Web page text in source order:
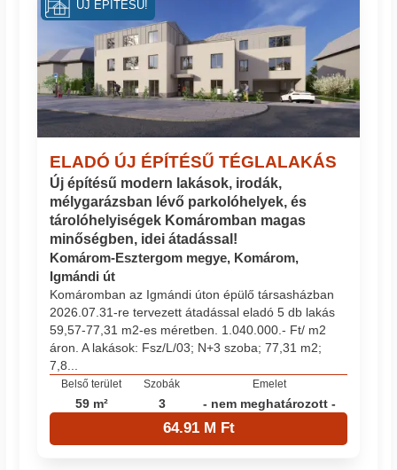
ELADÓ ÚJ ÉPÍTÉSŰ TÉGLALAKÁS
Új építésű modern lakások, irodák,
mélygarázsban lévő parkolóhelyek, és
tárolóhelyiségek Komáromban magas
minőségben, idei átadással!
Komárom-Esztergom megye, Komárom,
Igmándi út
Komáromban az Igmándi úton épülő társasházban
2026.07.31-re tervezett átadással eladó 5 db lakás
59,57-77,31 m2-es méretben. 1.040.000.- Ft/ m2
áron. A lakások: Fsz/L/03; N+3 szoba; 77,31 m2;
7,8...
Belső terület
59 m²
Szobák
3
Emelet
- nem meghatározott -
64.91 M Ft
ÚJ ÉPÍTÉSŰ!